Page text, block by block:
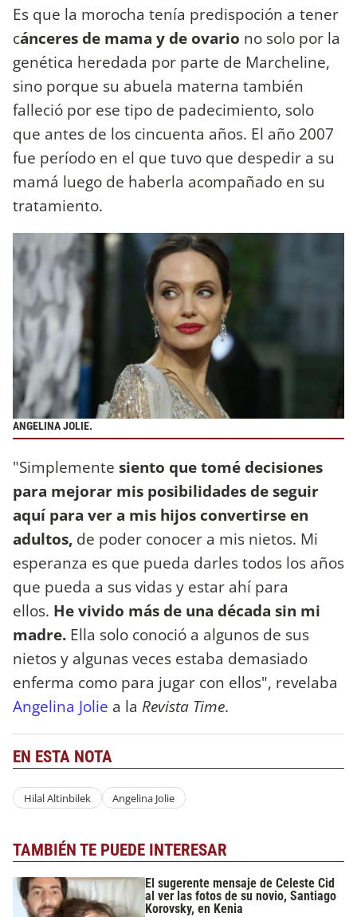
Es que la morocha tenía predispoción a tener
cánceres de mama y de ovario no solo por la
genética heredada por parte de Marcheline,
sino porque su abuela materna también
falleció por ese tipo de padecimiento, solo
que antes de los cincuenta años. El año 2007
fue período en el que tuvo que despedir a su
mamá luego de haberla acompañado en su
tratamiento.
ANGELINA JOLIE.
"Simplemente siento que tomé decisiones
para mejorar mis posibilidades de seguir
aquí para ver a mis hijos convertirse en
adultos, de poder conocer a mis nietos. Mi
esperanza es que pueda darles todos los años
que pueda a sus vidas y estar ahí para
ellos. He vivido más de una década sin mi
madre. Ella solo conoció a algunos de sus
nietos y algunas veces estaba demasiado
enferma como para jugar con ellos", revelaba
Angelina Jolie a la Revista Time.
EN ESTA NOTA
Hilal Altinbilek Angelina Jolie
TAMBIÉN TE PUEDE INTERESAR
El sugerente mensaje de Celeste Cid
al ver las fotos de su novio, Santiago
Korovsky, en Kenia